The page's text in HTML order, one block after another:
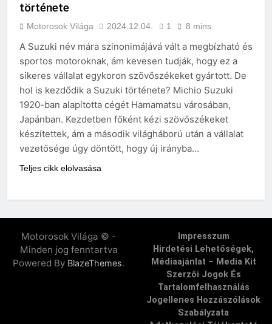
története
Motorosok Világa 2024.12.04. 1 8 mins
A Suzuki név mára szinonimájává vált a megbízható és
sportos motoroknak, ám kevesen tudják, hogy ez a
sikeres vállalat egykoron szövőszékeket gyártott. De
hol is kezdődik a Suzuki története? Michio Suzuki
1920-ban alapította cégét Hamamatsu városában,
Japánban. Kezdetben főként kézi szövőszékeket
készítettek, ám a második világháború után a vállalat
vezetősége úgy döntött, hogy új irányba…
Teljes cikk elolvasása
Motorosok Világa © -
Minden jog fenntartva
Powered By BlazeThemes.
Impresszum
Hirdetési Lehetőségek,
Médiaajánlat – Media Kit
Szerzői Jogok És
Tartalomfelhasználás
Jogellenes Hozzászólások
Szabályzata